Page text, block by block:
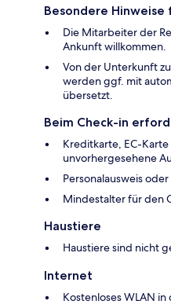
Besondere Hinweise
Die Mitarbeiter der
Ankunft willkommen.
Von der Unterkunft
werden ggf. mit
übersetzt.
Beim Check-in
Kreditkarte, EC-
unvorhergesehene
Personalausweis
Mindestalter für den
Haustiere
Haustiere sind nicht
Internet
Kostenloses WLAN